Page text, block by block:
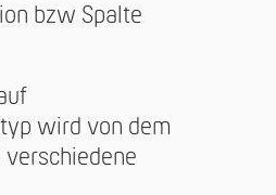
bzw Spalte
wird von dem